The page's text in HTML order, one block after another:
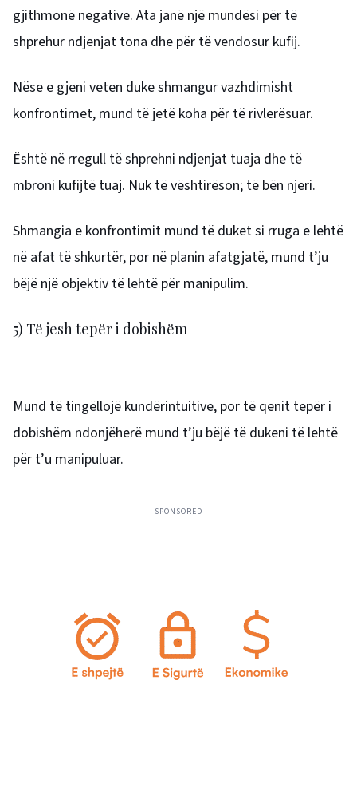
gjithmonë negative. Ata janë një mundësi për të
shprehur ndjenjat tona dhe për të vendosur kufij.
Nëse e gjeni veten duke shmangur vazhdimisht
konfrontimet, mund të jetë koha për të rivlerësuar.
Është në rregull të shprehni ndjenjat tuaja dhe të
mbroni kufijtë tuaj. Nuk të vështirëson; të bën njeri.
Shmangia e konfrontimit mund të duket si rruga e lehtë
në afat të shkurtër, por në planin afatgjatë, mund t’ju
bëjë një objektiv të lehtë për manipulim.
5) Të jesh tepër i dobishëm
Mund të tingëllojë kundërintuitive, por të qenit tepër i
dobishëm ndonjëherë mund t’ju bëjë të dukeni të lehtë
për t’u manipuluar.
SPONSORED